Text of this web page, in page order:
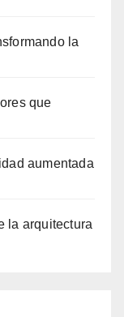
la
que
aumentada
la arquitectura